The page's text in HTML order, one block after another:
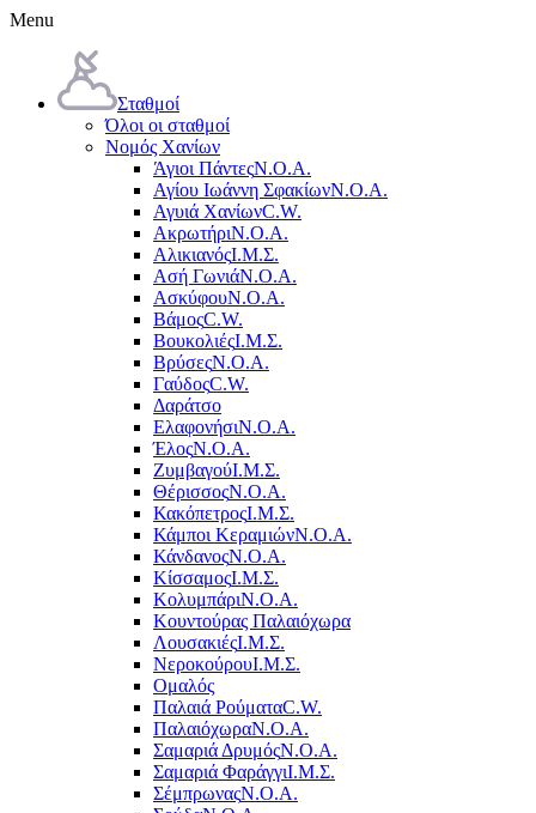
Menu
Σταθμοί
Όλοι οι σταθμοί
Νομός Χανίων
Άγιοι ΠάντεςΝ.Ο.Α.
Αγίου Ιωάννη ΣφακίωνΝ.Ο.Α.
Αγυιά ΧανίωνC.W.
ΑκρωτήριΝ.Ο.Α.
ΑλικιανόςΙ.Μ.Σ.
Ασή ΓωνιάΝ.Ο.Α.
ΑσκύφουΝ.Ο.Α.
ΒάμοςC.W.
ΒουκολιέςΙ.Μ.Σ.
ΒρύσεςΝ.Ο.Α.
ΓαύδοςC.W.
Δαράτσο
ΕλαφονήσιΝ.Ο.Α.
ΈλοςΝ.Ο.Α.
ΖυμβαγούΙ.Μ.Σ.
ΘέρισσοςΝ.Ο.Α.
ΚακόπετροςΙ.Μ.Σ.
Κάμποι ΚεραμιώνΝ.Ο.Α.
ΚάνδανοςΝ.Ο.Α.
ΚίσσαμοςΙ.Μ.Σ.
ΚολυμπάριΝ.Ο.Α.
Κουντούρας Παλαιόχωρα
ΛουσακιέςΙ.Μ.Σ.
ΝεροκούρουΙ.Μ.Σ.
Ομαλός
Παλαιά ΡούματαC.W.
ΠαλαιόχωραΝ.Ο.Α.
Σαμαριά ΔρυμόςΝ.Ο.Α.
Σαμαριά ΦαράγγιΙ.Μ.Σ.
ΣέμπρωναςΝ.Ο.Α.